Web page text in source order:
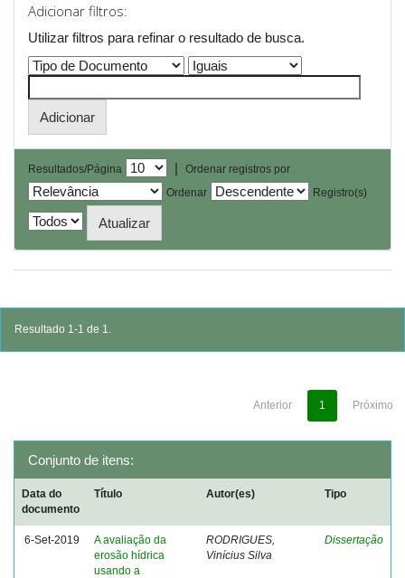
Adicionar filtros:
Utilizar filtros para refinar o resultado de busca.
Resultados/Página |
Ordenar registros por
Ordenar
Registro(s)
Resultado 1-1 de 1.
Anterior 1 Próximo
Conjunto de itens:
Data do
documento
Título Autor(es) Tipo
6-Set-2019
A avaliação da
erosão hídrica
usando a
RODRIGUES,
Vinícius Silva
Dissertação